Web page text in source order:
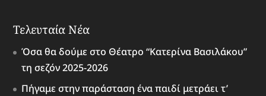
Τελευταία Νέα
Όσα θα δούμε στο Θέατρο “Κατερίνα Βασιλάκου”
τη σεζόν 2025-2026
Πήγαμε στην παράσταση ένα παιδί μετράει τ’